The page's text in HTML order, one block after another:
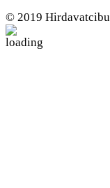
© 2019